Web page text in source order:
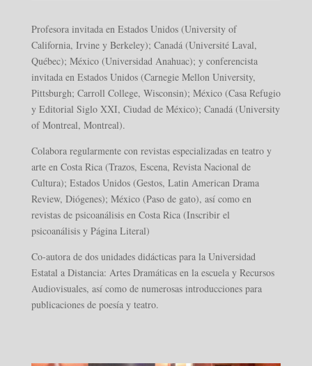
Profesora invitada en Estados Unidos (University of
California, Irvine y Berkeley); Canadá (Université Laval,
Québec); México (Universidad Anahuac); y conferencista
invitada en Estados Unidos (Carnegie Mellon University,
Pittsburgh; Carroll College, Wisconsin); México (Casa Refugio
y Editorial Siglo XXI, Ciudad de México); Canadá (University
of Montreal, Montreal).
Colabora regularmente con revistas especializadas en teatro y
arte en Costa Rica (Trazos, Escena, Revista Nacional de
Cultura); Estados Unidos (Gestos, Latin American Drama
Review, Diógenes); México (Paso de gato), así como en
revistas de psicoanálisis en Costa Rica (Inscribir el
psicoanálisis y Página Literal)
Co-autora de dos unidades didácticas para la Universidad
Estatal a Distancia: Artes Dramáticas en la escuela y Recursos
Audiovisuales, así como de numerosas introducciones para
publicaciones de poesía y teatro.